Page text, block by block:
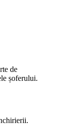
de
șoferului.